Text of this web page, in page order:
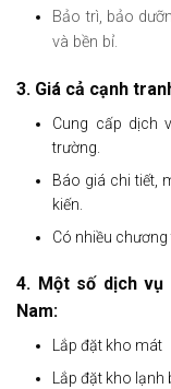
Bảo trì, bảo
và bền bỉ.
3. Giá cả cạnh
Cung cấp dịch
trường.
Báo giá chi tiết,
kiến.
Có nhiều
4. Một số dịch vụ
Nam:
Lắp đặt kho mát
Lắp đặt kho